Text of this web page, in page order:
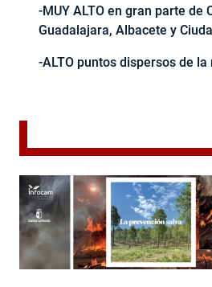
-MUY ALTO en gran parte de
Guadalajara, Albacete y
-ALTO puntos dispersos de la